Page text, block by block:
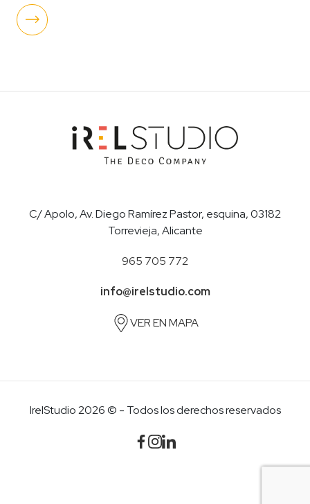
C/ Apolo, Av. Diego Ramírez Pastor, esquina, 03182
Torrevieja, Alicante
965 705 772
info@irelstudio.com
VER EN MAPA
IrelStudio 2026 © - Todos los derechos reservados